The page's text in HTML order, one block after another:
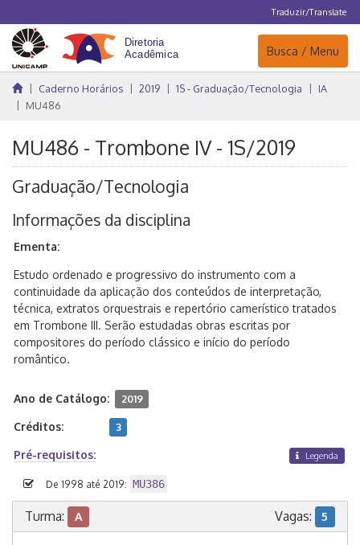
Traduzir/Translate
Navegação
Busca / Menu
Caderno Horários 2019 1S - Graduação/Tecnologia
IA
MU486
MU486 - Trombone IV - 1S/2019
Graduação/Tecnologia
Informações da disciplina
Ementa:
Estudo ordenado e progressivo do instrumento com a
continuidade da aplicação dos conteúdos de interpretação,
técnica, extratos orquestrais e repertório camerístico tratados
em Trombone III. Serão estudadas obras escritas por
compositores do período clássico e início do período
romântico.
Ano de Catálogo: 2019
Créditos: 3
Pré-requisitos: Legenda
De 1998 até 2019: MU386
Turma: A Vagas: 5